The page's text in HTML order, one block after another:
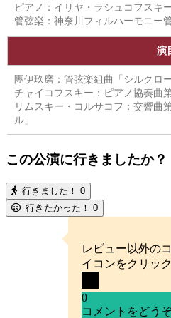
ピアノ：イリヤ・ラシュコフスキ
管弦楽： 神奈川フィルハーモニー
演
團伊玖磨：管弦楽組曲「シルクロー
チャイコフスキー：ピアノ協奏曲
リムスキー・コルサコフ：交響曲
ル」
この公演に行きましたか？
行きました！ 0
行きたかった！ 0
レビュー以外の
イコンをクリッ
0
コメントをどう